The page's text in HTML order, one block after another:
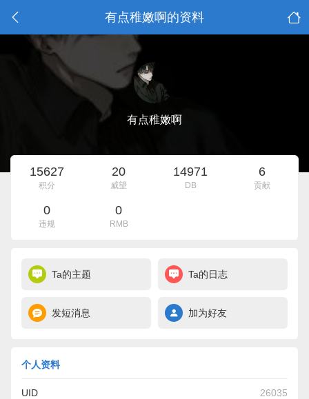
有点稚嫩啊的资料
有点稚嫩啊
15627
积分
20
威望
14971
DB
6
贡献
0
违规
0
RMB
Ta的主题 Ta的日志
发短消息 加为好友
个人资料
UID 26035